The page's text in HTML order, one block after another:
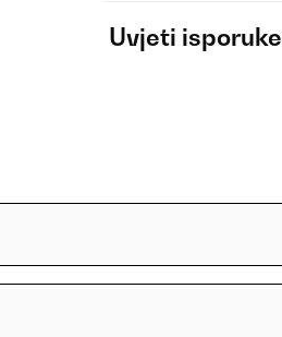
Uvjeti isporuke